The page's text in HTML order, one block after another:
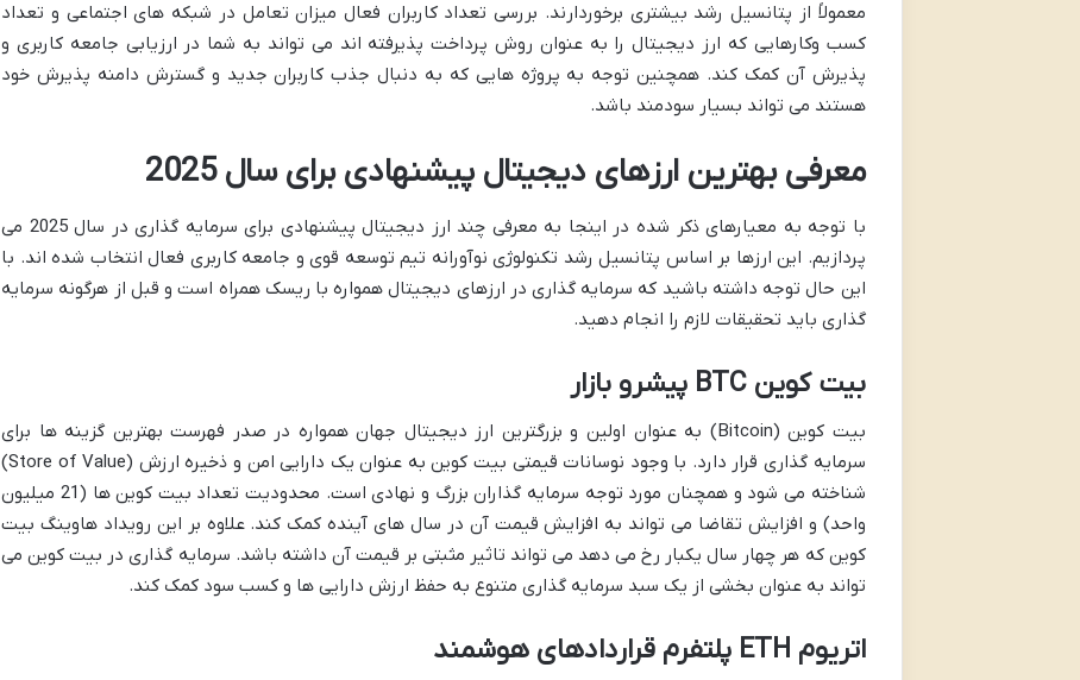
معمولاً از پتانسیل رشد بیشتری برخوردارند. بررسی تعداد کاربران فعال میزان تعامل در شبکه های اجتماعی و تعداد
کسب وکارهایی که ارز دیجیتال را به عنوان روش پرداخت پذیرفته اند می تواند به شما در ارزیابی جامعه کاربری و
پذیرش آن کمک کند. همچنین توجه به پروژه هایی که به دنبال جذب کاربران جدید و گسترش دامنه پذیرش خود
هستند می تواند بسیار سودمند باشد.
معرفی بهترین ارزهای دیجیتال پیشنهادی برای سال 2025
با توجه به معیارهای ذکر شده در اینجا به معرفی چند ارز دیجیتال پیشنهادی برای سرمایه گذاری در سال 2025 می
پردازیم. این ارزها بر اساس پتانسیل رشد تکنولوژی نوآورانه تیم توسعه قوی و جامعه کاربری فعال انتخاب شده اند. با
این حال توجه داشته باشید که سرمایه گذاری در ارزهای دیجیتال همواره با ریسک همراه است و قبل از هرگونه سرمایه
گذاری باید تحقیقات لازم را انجام دهید.
بیت کوین BTC پیشرو بازار
بیت کوین (Bitcoin) به عنوان اولین و بزرگترین ارز دیجیتال جهان همواره در صدر فهرست بهترین گزینه ها برای
سرمایه گذاری قرار دارد. با وجود نوسانات قیمتی بیت کوین به عنوان یک دارایی امن و ذخیره ارزش (Store of Value)
شناخته می شود و همچنان مورد توجه سرمایه گذاران بزرگ و نهادی است. محدودیت تعداد بیت کوین ها (21 میلیون
واحد) و افزایش تقاضا می تواند به افزایش قیمت آن در سال های آینده کمک کند. علاوه بر این رویداد هاوینگ بیت
کوین که هر چهار سال یکبار رخ می دهد می تواند تاثیر مثبتی بر قیمت آن داشته باشد. سرمایه گذاری در بیت کوین می
تواند به عنوان بخشی از یک سبد سرمایه گذاری متنوع به حفظ ارزش دارایی ها و کسب سود کمک کند.
اتریوم ETH پلتفرم قراردادهای هوشمند